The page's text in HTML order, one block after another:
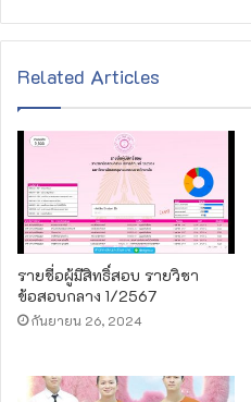
Related Articles
รายชื่อผู้มีสิทธิ์สอบ รายวิชา
ข้อสอบกลาง 1/2567
กันยายน 26, 2024